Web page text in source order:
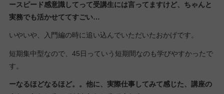
ースピード感意識してって受講生には言ってますけど、ちゃんと
実務でも活かせててすごい…
いやいや、入門編の時に追い込んでいただいたおかげです。
短期集中型なので、45日っていう短期間なのも学びやすかったで
す。
ーなるほどなるほど。。他に、実際仕事してみて感じた、講座の